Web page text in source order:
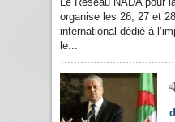
organise les 26, 27 et
international dédié à
le...